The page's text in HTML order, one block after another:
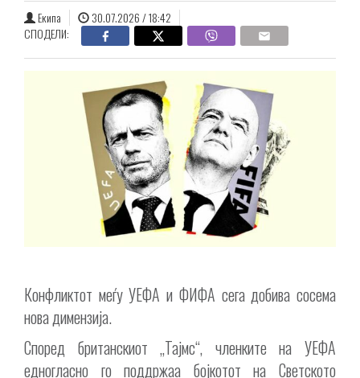
Екипа
30.07.2026 / 18:42
СПОДЕЛИ:
Конфликтот меѓу УЕФА и ФИФА сега добива сосема
нова димензија.
Според британскиот „Тајмс“, членките на УЕФА
едногласно го поддржаа бојкотот на Светското